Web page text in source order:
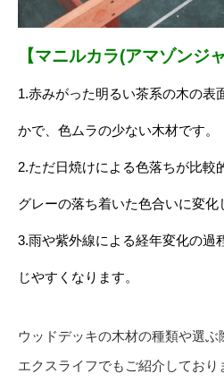
【マニルカラ(アマゾンジ
1.赤みがった明るい茶系の木の表
かで、色ムラの少ない木材です。
2.ただ日焼けによる色落ちが比較
グレーの落ち着いた色合いに変化
3.雨や紫外線による経年変化の過
じやすくなります。
ウッドデッキの木材の種類や選ぶ
エクスライフでもご紹介しており